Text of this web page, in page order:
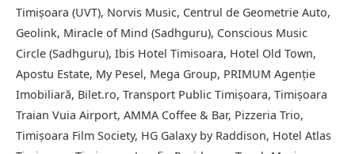
Timișoara (UVT), Norvis Music, Centrul de Geometrie Auto,
Geolink, Miracle of Mind (Sadhguru), Conscious Music
Circle (Sadhguru), Ibis Hotel Timisoara, Hotel Old Town,
Apostu Estate, My Pesel, Mega Group, PRIMUM Agenție
Imobiliară, Bilet.ro, Transport Public Timișoara, Timișoara
Traian Vuia Airport, AMMA Coffee & Bar, Pizzeria Trio,
Timișoara Film Society, HG Galaxy by Raddison, Hotel Atlas